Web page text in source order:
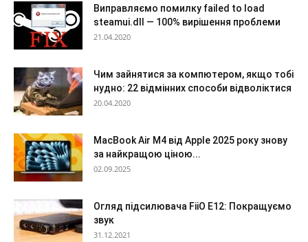
Виправляємо помилку failed to load
steamui.dll — 100% вирішення проблеми
21.04.2020
Чим зайнятися за компютером, якщо тобі
нудно: 22 відмінних способи відволіктися
20.04.2020
MacBook Air M4 від Apple 2025 року знову
за найкращою ціною...
02.09.2025
Огляд підсилювача FiiO E12: Покращуємо
звук
31.12.2021